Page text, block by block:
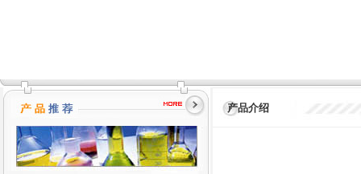
产品介绍